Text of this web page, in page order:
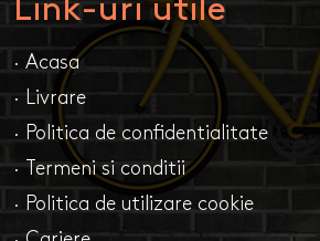
Link-uri utile
· Acasa
· Livrare
· Politica de confidentialitate
· Termeni si conditii
· Politica de utilizare cookie